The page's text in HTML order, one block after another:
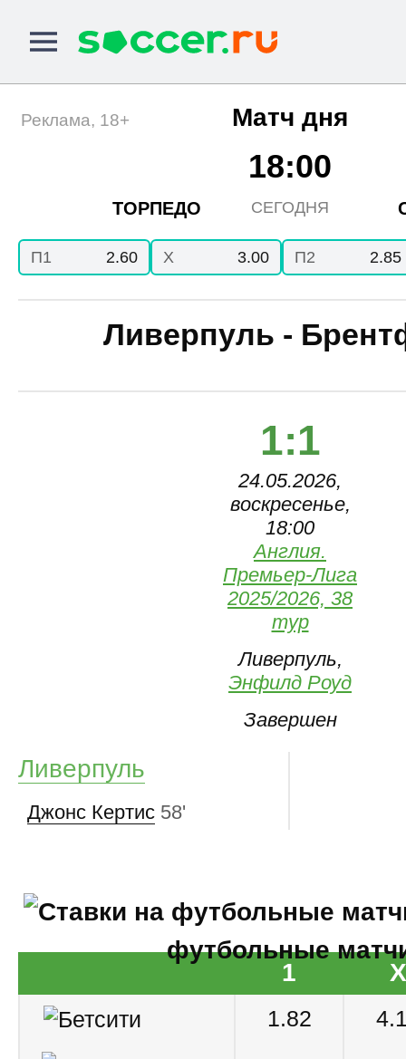
Матч дня
ТОРПЕДО
18:00
СЕГОДНЯ
Реклама, 18+
П1 2.60 X 3.00 П2 2.85
Ливерпуль -
1:1
24.05.2026,
воскресенье,
18:00
Англия.
Премьер-Лига
2025/2026, 38
тур
Ливерпуль,
Энфилд Роуд
Завершен
Ливерпуль
Джонс Кертис 58'
футбольные
1
X
1.82